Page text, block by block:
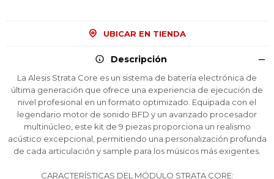
UBICAR EN TIENDA
Descripción
La Alesis Strata Core es un sistema de batería electrónica de
última generación que ofrece una experiencia de ejecución de
nivel profesional en un formato optimizado. Equipada con el
legendario motor de sonido BFD y un avanzado procesador
multinúcleo, este kit de 9 piezas proporciona un realismo
acústico excepcional, permitiendo una personalización profunda
de cada articulación y sample para los músicos más exigentes.
CARACTERÍSTICAS DEL MÓDULO STRATA CORE: